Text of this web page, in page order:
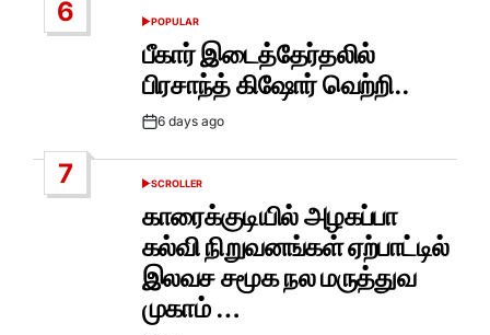
6
POSTED
IN
POPULAR
பீகார் இடைத்தேர்தலில்
பிரசாந்த் கிஷோர் வெற்றி..
Post6 days ago
7
POSTED
SCROLLER
காரைக்குடியில் அழகப்பா
கல்வி நிறுவனங்கள் ஏற்பாட்டில்
இலவச சமூக நல மருத்துவ
முகாம் …